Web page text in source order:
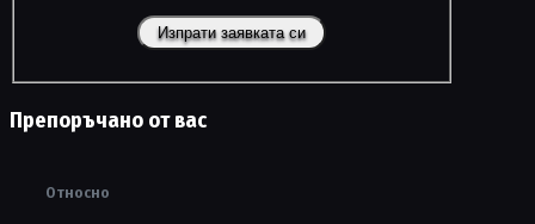
Препоръчано от вас
Относно